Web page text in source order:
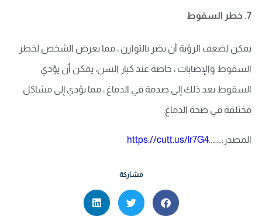
7. خطر السقوط
يمكن لضعف الرؤية أن يضر بالتوازن ، مما يعرض الشخص لخطر
السقوط والإصابات ، خاصة عند كبار السن، يمكن أن يؤدي
السقوط بعد ذلك إلى صدمة في الدماغ ، مما يؤدي إلى مشاكل
مختلفة في صحة الدماغ.
المصدر:……..https://cutt.us/lr7G4
مشاركة